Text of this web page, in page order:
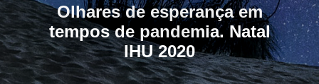
Olhares de esperança em
tempos de pandemia. Natal
IHU 2020